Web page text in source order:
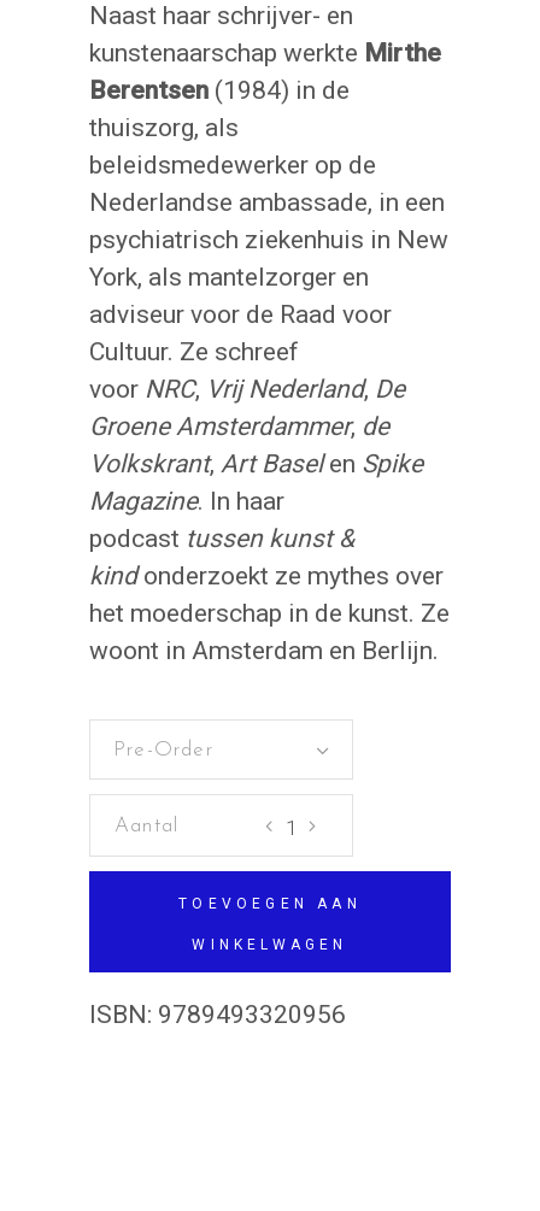
Naast haar schrijver- en
kunstenaarschap werkte Mirthe
Berentsen (1984) in de
thuiszorg, als
beleidsmedewerker op de
Nederlandse ambassade, in een
psychiatrisch ziekenhuis in New
York, als mantelzorger en
adviseur voor de Raad voor
Cultuur. Ze schreef
voor NRC, Vrij Nederland, De
Groene Amsterdammer, de
Volkskrant, Art Baselen Spike
Magazine. In haar
podcast tussen kunst &
kindonderzoekt ze mythes over
het moederschap in de kunst. Ze
woont in Amsterdam en Berlijn.
Pre-Order
moeten
het
TOEVOEGEN AAN
WINKELWAGEN
ISBN: 9789493320956